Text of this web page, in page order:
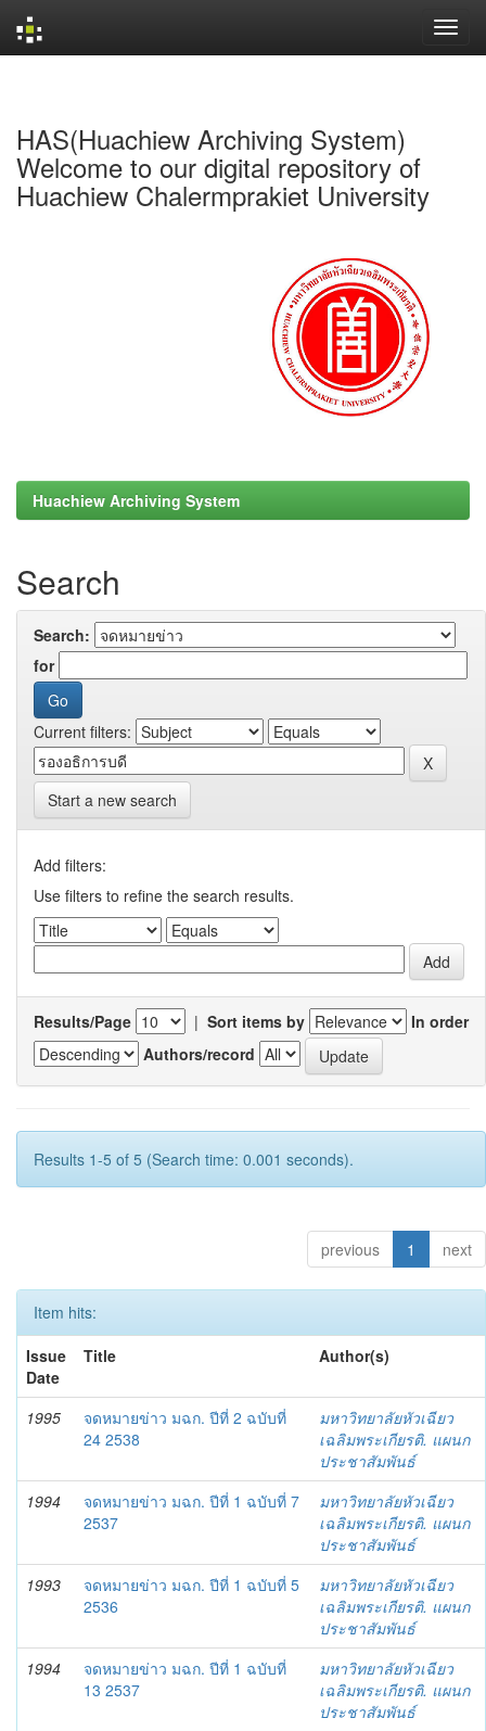
HAS(Huachiew Archiving System)
Welcome to our digital repository of
Huachiew Chalermprakiet University
Huachiew Archiving System
Search
Search:
for
Current filters:
Start a new search
Add filters:
Use filters to refine the search results.
Results/Page | Sort items by
In order
Authors/record
Results 1-5 of 5 (Search time: 0.001 seconds).
previous 1 next
Item hits:
Issue
Date
Title Author(s)
1995
จดหมายข่าว มฉก. ปีที่ 2 ฉบับที่
24 2538
มหาวิทยาลัยหัวเฉียว
เฉลิมพระเกียรติ. แผนก
ประชาสัมพันธ์
1994
จดหมายข่าว มฉก. ปีที่ 1 ฉบับที่ 7
2537
มหาวิทยาลัยหัวเฉียว
เฉลิมพระเกียรติ. แผนก
ประชาสัมพันธ์
1993
จดหมายข่าว มฉก. ปีที่ 1 ฉบับที่ 5
2536
มหาวิทยาลัยหัวเฉียว
เฉลิมพระเกียรติ. แผนก
ประชาสัมพันธ์
1994
จดหมายข่าว มฉก. ปีที่ 1 ฉบับที่
13 2537
มหาวิทยาลัยหัวเฉียว
เฉลิมพระเกียรติ. แผนก
ประชาสัมพันธ์